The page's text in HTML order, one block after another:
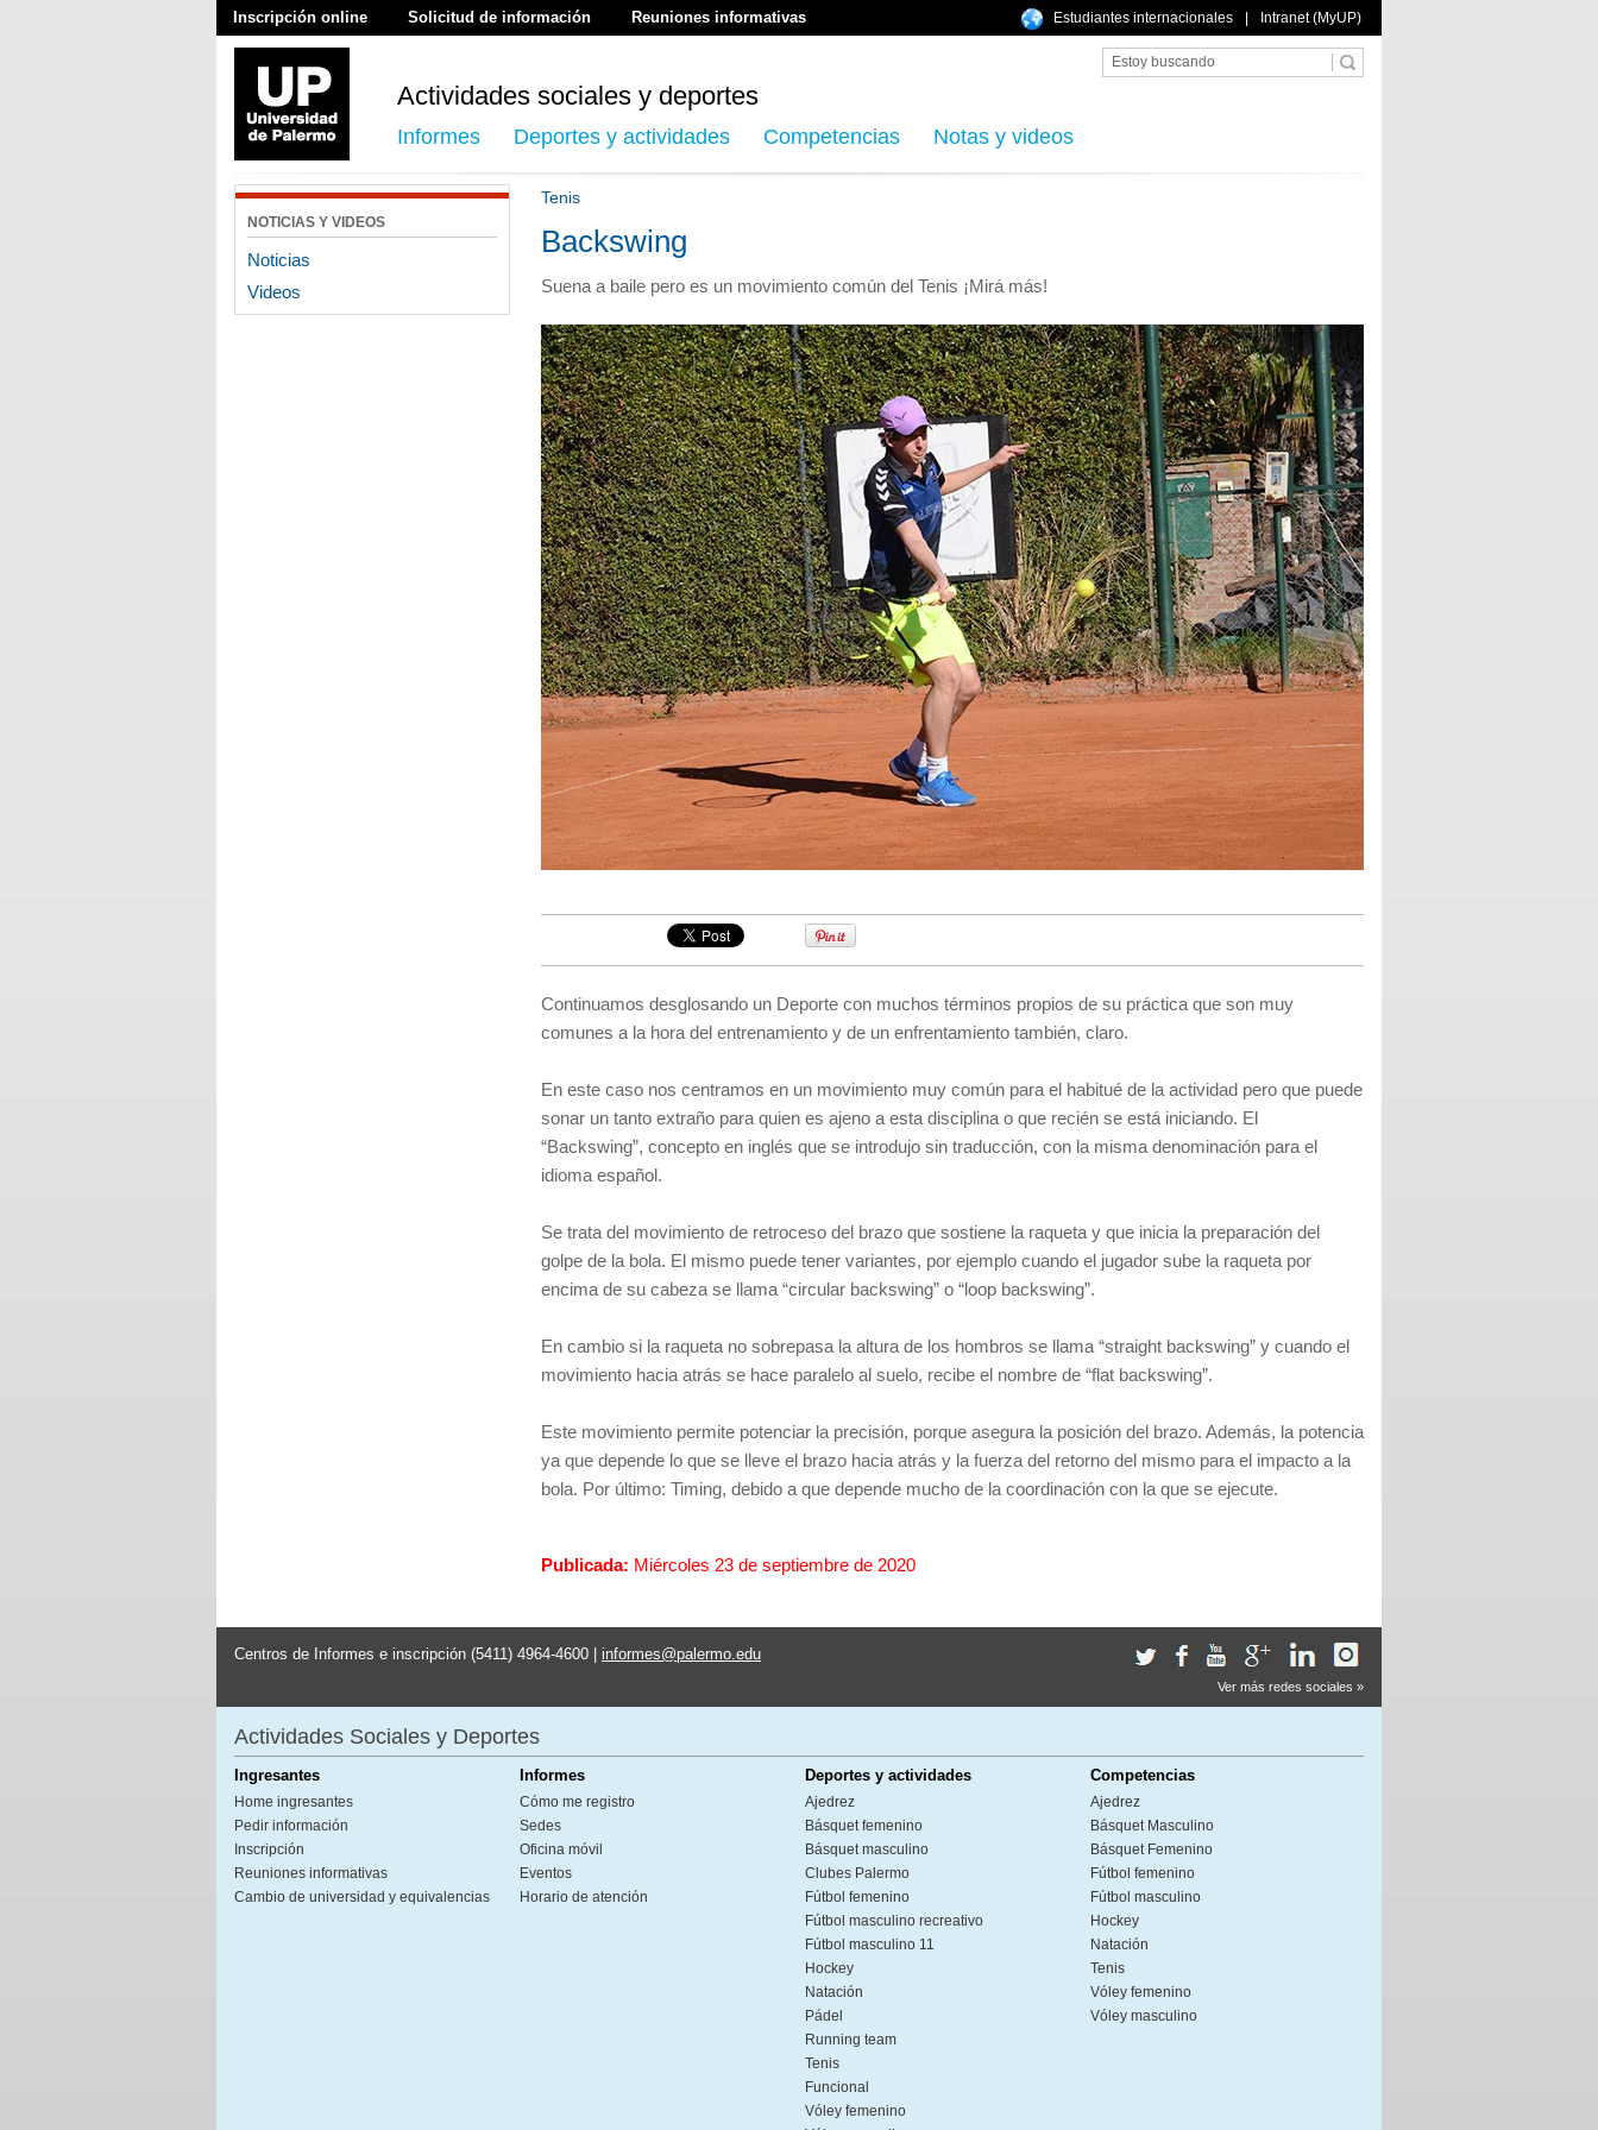
Inscripción online Solicitud de información Reuniones informativas Estudiantes internacionales Intranet (MyUP)
Actividades sociales y deportes
Informes Deportes y actividades Competencias Notas y videos
NOTICIAS Y VIDEOS
Noticias
Videos
Tenis
Backswing
Suena a baile pero es un movimiento común del Tenis ¡Mirá más!
Continuamos desglosando un Deporte con muchos términos propios de su práctica que son muy
comunes a la hora del entrenamiento y de un enfrentamiento también, claro.
En este caso nos centramos en un movimiento muy común para el habitué de la actividad pero que puede
sonar un tanto extraño para quien es ajeno a esta disciplina o que recién se está iniciando. El
“Backswing”, concepto en inglés que se introdujo sin traducción, con la misma denominación para el
idioma español.
Se trata del movimiento de retroceso del brazo que sostiene la raqueta y que inicia la preparación del
golpe de la bola. El mismo puede tener variantes, por ejemplo cuando el jugador sube la raqueta por
encima de su cabeza se llama “circular backswing” o “loop backswing”.
En cambio si la raqueta no sobrepasa la altura de los hombros se llama “straight backswing” y cuando el
movimiento hacia atrás se hace paralelo al suelo, recibe el nombre de “flat backswing”.
Este movimiento permite potenciar la precisión, porque asegura la posición del brazo. Además, la potencia
ya que depende lo que se lleve el brazo hacia atrás y la fuerza del retorno del mismo para el impacto a la
bola. Por último: Timing, debido a que depende mucho de la coordinación con la que se ejecute.
Publicada: Miércoles 23 de septiembre de 2020
Centros de Informes e inscripción (5411) 4964-4600 | informes@palermo.edu
Ver más redes sociales »
Actividades Sociales y Deportes
Ingresantes
Home ingresantes
Pedir información
Inscripción
Reuniones informativas
Cambio de universidad y equivalencias
Informes
Cómo me registro
Sedes
Oficina móvil
Eventos
Horario de atención
Deportes y actividades
Ajedrez
Básquet femenino
Básquet masculino
Clubes Palermo
Fútbol femenino
Fútbol masculino recreativo
Fútbol masculino 11
Hockey
Natación
Pádel
Running team
Tenis
Funcional
Vóley femenino
Competencias
Ajedrez
Básquet Masculino
Básquet Femenino
Fútbol femenino
Fútbol masculino
Hockey
Natación
Tenis
Vóley femenino
Vóley masculino